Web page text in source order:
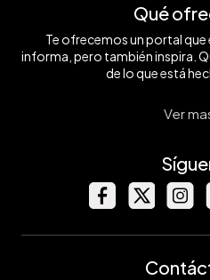
Qué
Te ofrecemos un portal
informa, pero también inspira.
de lo que está
Ver